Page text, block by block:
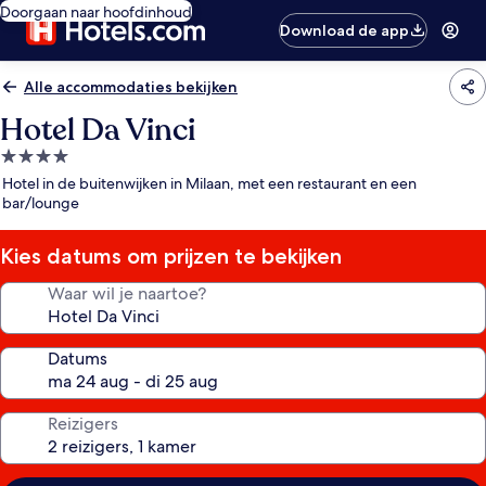
Doorgaan naar hoofdinhoud
Download de app
Alle accommodaties bekijken
Hotel Da Vinci
4.0-
sterrenaccommodatie
Hotel in de buitenwijken in Milaan, met een restaurant en een
bar/lounge
Kies datums om prijzen te bekijken
Waar wil je naartoe?
Datums
Reizigers